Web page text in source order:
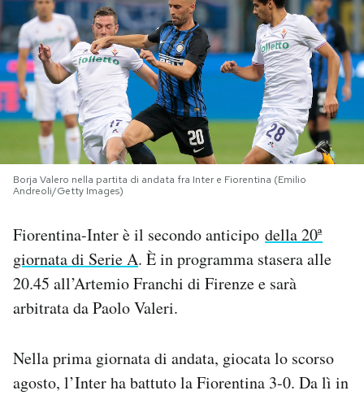
PODCAST
NEWSLETTER
I MIEI PREFERITI
CALENDARIO
Area Personale
Newsletter
Borja Valero nella partita di andata fra Inter e Fiorentina (Emilio
Andreoli/Getty Images)
Fiorentina-Inter è il secondo anticipo della 20ª
giornata di Serie A. È in programma stasera alle
20.45 all’Artemio Franchi di Firenze e sarà
arbitrata da Paolo Valeri.
Nella prima giornata di andata, giocata lo scorso
agosto, l’Inter ha battuto la Fiorentina 3-0. Da lì in